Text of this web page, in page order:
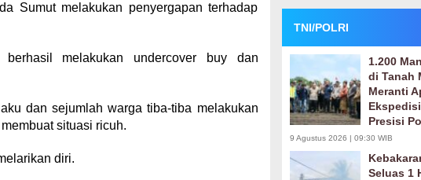
Sumut melakukan penyergapan terhadap
melakukan undercover buy dan
dan sejumlah warga tiba-tiba melakukan
situasi ricuh.
diri.
TNI/POLRI
1.200
di Tanah
Meranti
Presisi
9 Agustus 2026 | 09:30 WIB
Seluas 1